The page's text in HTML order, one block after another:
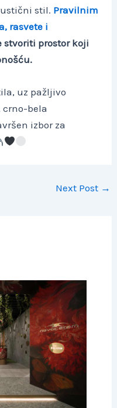
stil. Pravilnim
rasvete i
stvoriti prostor koji
uz pažljivo
bela
izbor za
Next Post →